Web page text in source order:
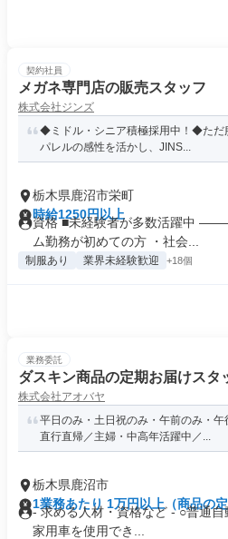
契約社員
メガネ専門店の販売スタッフ
株式会社ジンズ
◆ミドル・シニア積極採用中！◆ただ
パレルの感性を活かし、JINS...
栃木県鹿沼市栄町
時給1250円以上
資格 ■未経験者が多数活躍
ム勤務が初めての方 ・社会...
制服あり 業界未経験歓迎 +18個
業務委託
ダスキン商品の定期お届けスタ
株式会社アオバヤ
平日のみ・土日祝のみ・午前のみ・
直行直帰／主婦・中高年活躍中／...
栃木県鹿沼市
1業務あたり 1万円以上（商品の
分）
- 求める人材・資格など - ○普通
家用車を使用でき...